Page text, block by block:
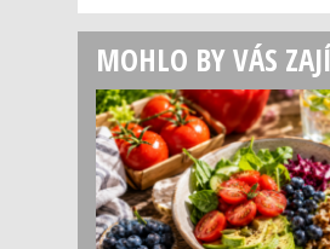
MOHLO BY VÁS